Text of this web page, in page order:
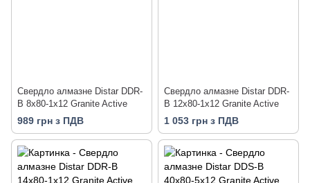
Свердло алмазне Distar DDR-
B 8x80-1x12 Granite Active
989 грн з ПДВ
Свердло алмазне Distar DDR-
B 12x80-1x12 Granite Active
1 053 грн з ПДВ